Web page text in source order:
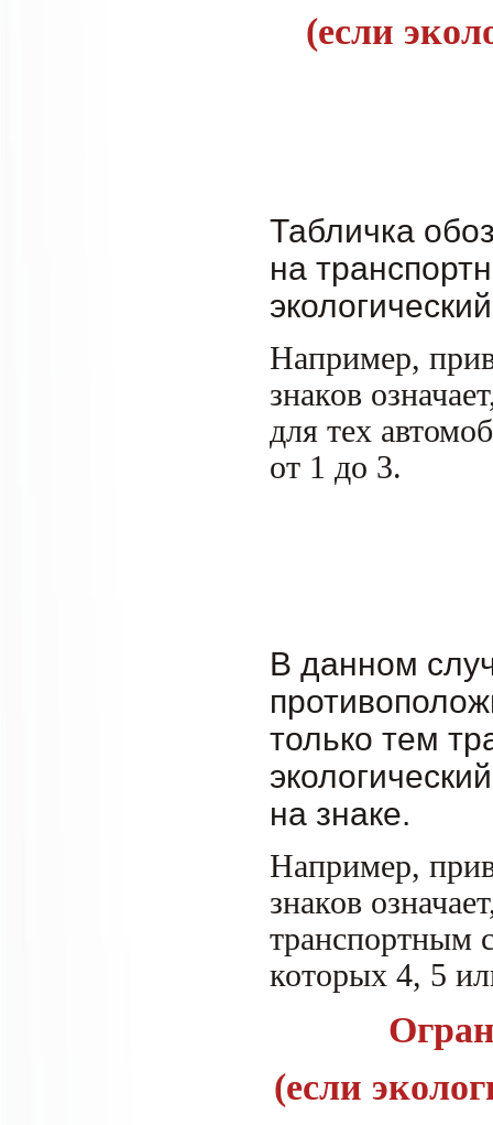
(если
Табличка
на
Например,
знаков
для тех
от 1 до 3.
В данном
только тем
на знаке.
Например,
знаков
транспортным
которых 4, 5
(если